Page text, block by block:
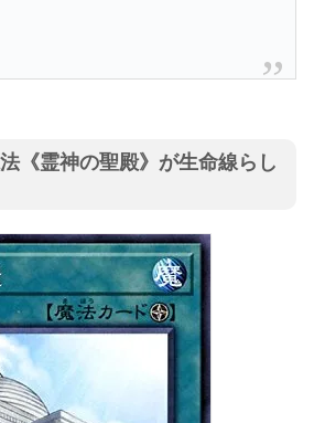
《霊神の聖殿》が生命線らし